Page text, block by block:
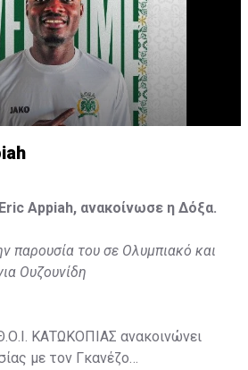
Appiah, ανακοίνωσε η Δόξα.
παρουσία του σε Ολυμπιακό και
Ουζουνίδη
ΚΑΤΩΚΟΠΙΑΣ ανακοινώνει
με τον Γκανέζο